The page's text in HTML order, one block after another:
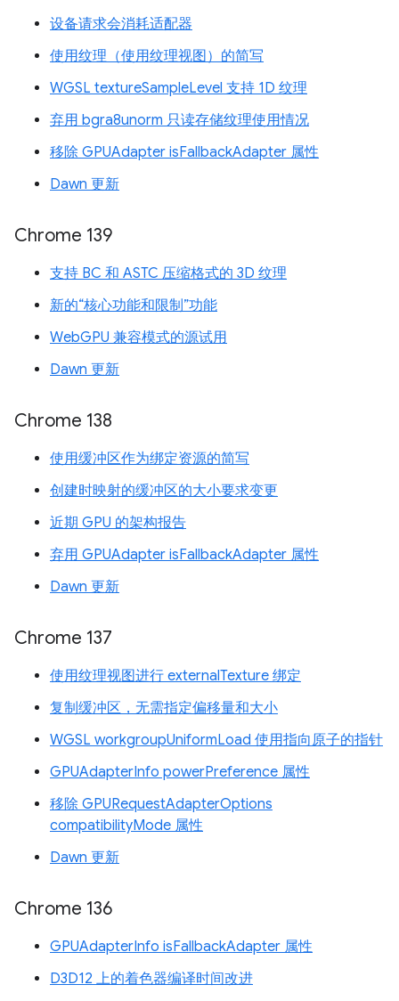
设备请求会消耗适配器
使用纹理（使用纹理视图）的简写
WGSL textureSampleLevel 支持 1D 纹理
弃用 bgra8unorm 只读存储纹理使用情况
移除 GPUAdapter isFallbackAdapter 属性
Dawn 更新
Chrome 139
支持 BC 和 ASTC 压缩格式的 3D 纹理
新的“核心功能和限制”功能
WebGPU 兼容模式的源试用
Dawn 更新
Chrome 138
使用缓冲区作为绑定资源的简写
创建时映射的缓冲区的大小要求变更
近期 GPU 的架构报告
弃用 GPUAdapter isFallbackAdapter 属性
Dawn 更新
Chrome 137
使用纹理视图进行 externalTexture 绑定
复制缓冲区，无需指定偏移量和大小
WGSL workgroupUniformLoad 使用指向原子的指针
GPUAdapterInfo powerPreference 属性
移除 GPURequestAdapterOptions
compatibilityMode 属性
Dawn 更新
Chrome 136
GPUAdapterInfo isFallbackAdapter 属性
D3D12 上的着色器编译时间改进